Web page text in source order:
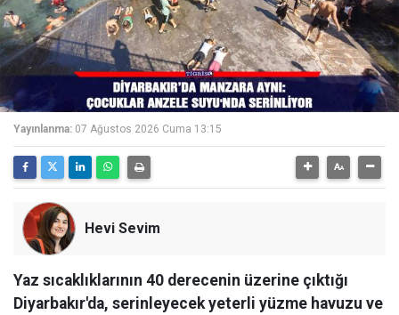
Yayınlanma: 07 Ağustos 2026 Cuma 13:15
Hevi Sevim
Yaz sıcaklıklarının 40 derecenin üzerine çıktığı
Diyarbakır'da, serinleyecek yeterli yüzme havuzu ve